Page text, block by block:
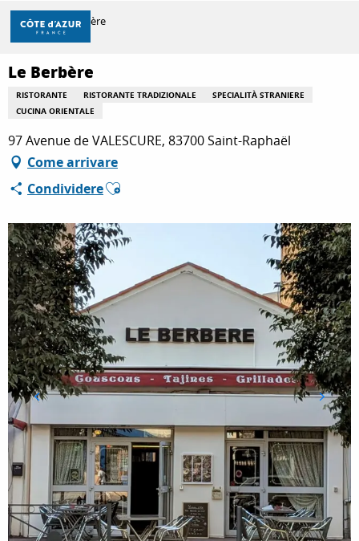
Aller
contenu
principal
SCOPRIRE
PER FARE
Casa Le Berbère
Le Berbère
RISTORANTE RISTORANTE TRADIZIONALE
SPECIALITÀ STRANIERE
CUCINA ORIENTALE
97 Avenue de VALESCURE, 83700 Saint-Raphaël
Come arrivare
CondividereAjouter aux favoris